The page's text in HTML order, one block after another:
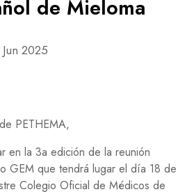
de Mieloma
Jun 2025
PETHEMA,
en la 3a edición de la reunión
GEM que tendrá lugar el día 18 de
Colegio Oficial de Médicos de